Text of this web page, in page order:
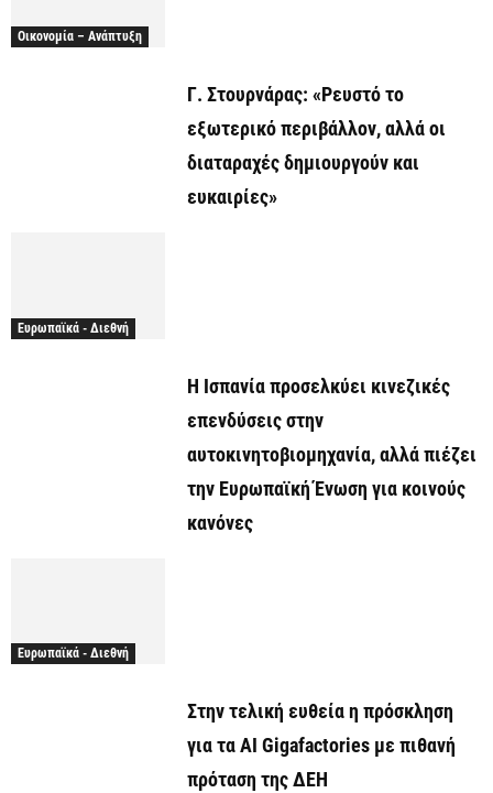
Οικονομία – Ανάπτυξη
Γ. Στουρνάρας: «Ρευστό το
εξωτερικό περιβάλλον, αλλά οι
διαταραχές δημιουργούν και
ευκαιρίες»
Ευρωπαϊκά - Διεθνή
Η Ισπανία προσελκύει κινεζικές
επενδύσεις στην
αυτοκινητοβιομηχανία, αλλά πιέζει
την Ευρωπαϊκή Ένωση για κοινούς
κανόνες
Ευρωπαϊκά - Διεθνή
Στην τελική ευθεία η πρόσκληση
για τα AI Gigafactories με πιθανή
πρόταση της ΔΕΗ